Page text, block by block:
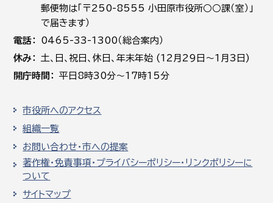
郵便物は「〒250-8555 小田原市役所○○課（室）」
で届きます）
電話
0465-33-1300（総合案内）
休み
土､日､祝日、休日、年末年始 (12月29日～1月3日)
開庁時間
平日8時30分～17時15分
市役所へのアクセス
組織一覧
お問い合わせ・市への提案
著作権・免責事項・プライバシーポリシー・リンクポリシーに
ついて
サイトマップ